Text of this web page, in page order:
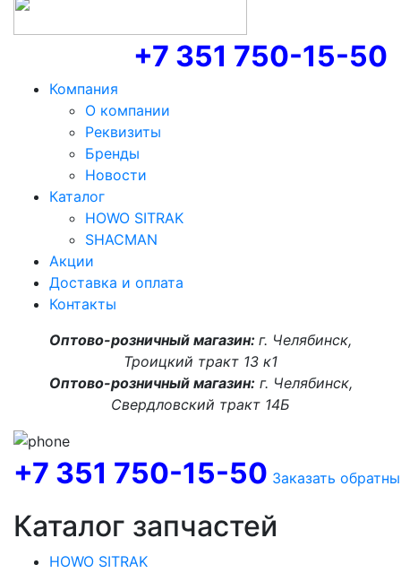
+7 351 750-15-50
Компания
О компании
Реквизиты
Бренды
Новости
Каталог
HOWO SITRAK
SHACMAN
Акции
Доставка и оплата
Контакты
Оптово-розничный магазин: г. Челябинск,
Троицкий тракт 13 к1
Оптово-розничный магазин:г. Челябинск,
Свердловский тракт 14Б
+7 351 750-15-50 Заказать
Каталог запчастей
HOWO SITRAK